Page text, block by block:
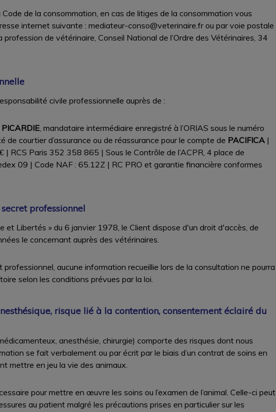
de la consommation, en cas de litiges de la consommation vous
internet suivante : mediateur-conso@veterinaire.fr ou par voie postale
de vétérinaire, Conseil National de l’Ordre des Vétérinaires, 34
civile professionnelle auprès de :
, mandataire intermédiaire enregistré à l’ORIAS sous le numéro
de courtier d’assurance ou de réassurance pour le compte de PACIFICA |
RCS Paris 352 358 865 | Sous le Contrôle de l’ACPR, 4 place de
09 | Code NAF : 65.12Z | RC PRO et garantie financière conformes
professionnel
et Libertés » du 6 janvier 1978, le Client dispose d'un droit d'accès, de
le concernant auprès des vétérinaires.
aucune information recueillie lors de la consultation ne pourra
selon les conditions prévues par la loi.
risque lié à la contention, consentement éclairé du
anesthésie, chirurgie) comporte des risques dont nous
se fait verbalement ou par écrit par le biais d’un contrat de soins en
mettre en jeu la vie des animaux.
pour mettre en œuvre les soins ou l’examen de l’animal. Celle-ci peut
au patient malgré les précautions prises en particulier sur les